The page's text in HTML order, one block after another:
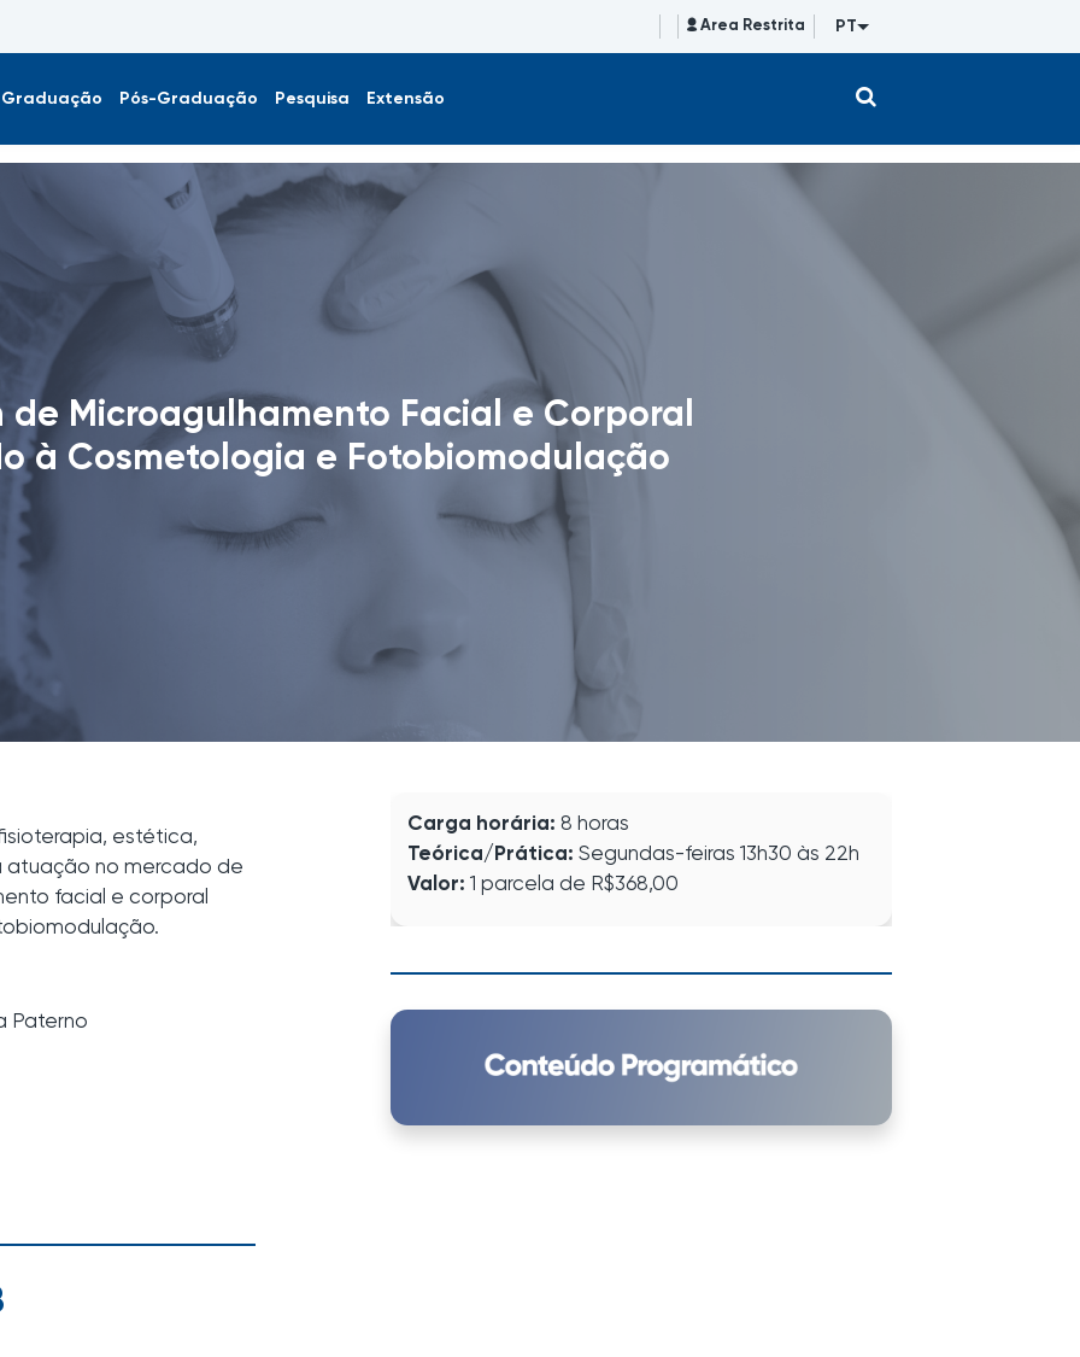
Area Restrita PT
Graduação Pós-Graduação Pesquisa Extensão
de Microagulhamento Facial e Corporal
à Cosmetologia e Fotobiomodulação
estética,
atuação no mercado de
facial e corporal
Paterno
Carga horária: 8 horas
Teórica/Prática: Segundas-feiras 13h30 às 22h
Valor: 1 parcela de R$368,00